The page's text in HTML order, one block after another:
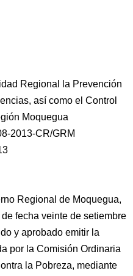
Regional la Prevención
así como el Control
Moquegua
2013-CR/GRM
Regional de Moquegua,
fecha veinte de setiembre
y aprobado emitir la
por la Comisión Ordinaria
la Pobreza, mediante